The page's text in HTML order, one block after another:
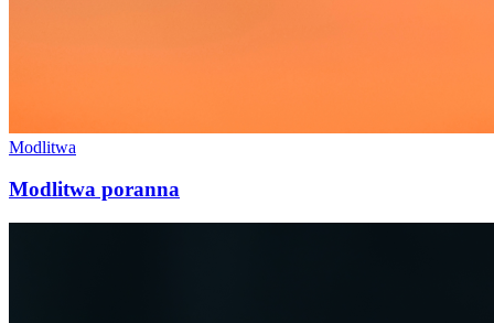
Modlitwa
Modlitwa poranna